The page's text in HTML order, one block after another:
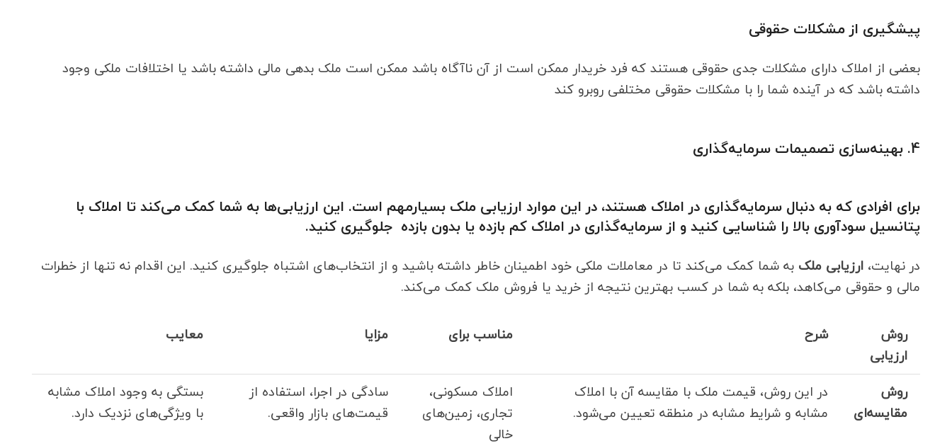
پیشگیری از مشکلات حقوقی
بعضی از املاک دارای مشکلات جدی حقوقی هستند که فرد خریدار ممکن است از آن ناآگاه باشد ممکن است ملک بدهی مالی داشته باشد یا اختلافات ملکی وجود
داشته باشد که در آینده شما را با مشکلات حقوقی مختلفی روبرو کند
4. بهینه‌سازی تصمیمات سرمایه‌گذاری
برای افرادی که به دنبال سرمایه‌گذاری در املاک هستند، در این موارد ارزیابی ملک بسیارمهم است. این ارزیابی‌ها به شما کمک می‌کند تا املاک با
پتانسیل سودآوری بالا را شناسایی کنید و از سرمایه‌گذاری در املاک کم بازده یا بدون بازده جلوگیری کنید.
در نهایت، ارزیابی ملک به شما کمک می‌کند تا در معاملات ملکی خود اطمینان خاطر داشته باشید و از انتخاب‌های اشتباه جلوگیری کنید. این اقدام نه تنها از خطرات
مالی و حقوقی می‌کاهد، بلکه به شما در کسب بهترین نتیجه از خرید یا فروش ملک کمک می‌کند.
روش
ارزیابی
شرح مناسب برای مزایا معایب
روش
مقایسه‌ای
در این روش، قیمت ملک با مقایسه آن با املاک
مشابه و شرایط مشابه در منطقه تعیین می‌شود.
املاک مسکونی،
تجاری، زمین‌های
خالی
سادگی در اجرا، استفاده از
قیمت‌های بازار واقعی.
بستگی به وجود املاک مشابه
با ویژگی‌های نزدیک دارد.